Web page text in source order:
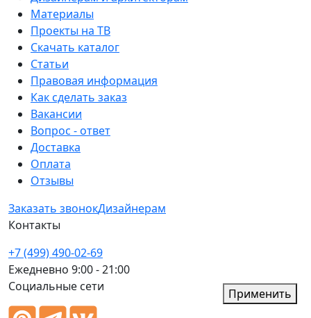
Применить
Материалы
Проекты на ТВ
Скачать каталог
Статьи
Правовая информация
Как сделать заказ
Вакансии
Вопрос - ответ
Доставка
Оплата
Отзывы
Заказать звонокДизайнерам
Контакты
+7 (499) 490-02-69
Ежедневно 9:00 - 21:00
Социальные сети